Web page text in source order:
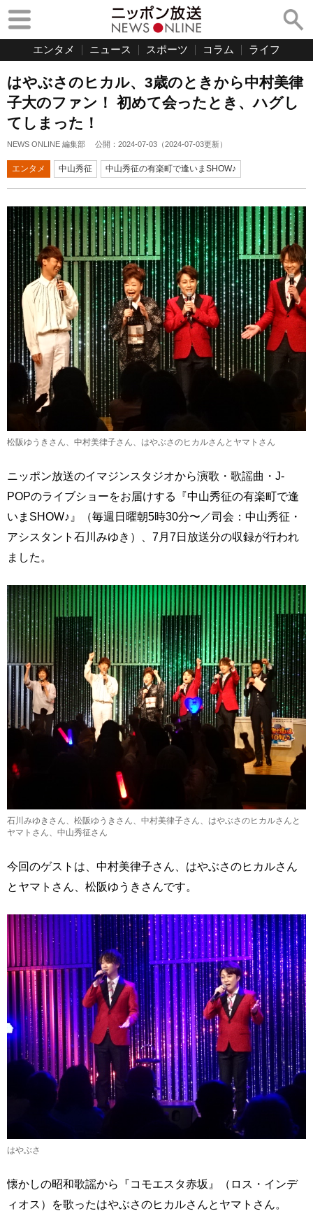
エンタメ ニュース スポーツ コラム ライフ
はやぶさのヒカル、3歳のときから中村美律
子大のファン！ 初めて会ったとき、ハグし
てしまった！
NEWS ONLINE 編集部 公開： 2024-07-03 （2024-07-03更新）
エンタメ 中山秀征 中山秀征の有楽町で逢いまSHOW♪
松阪ゆうきさん、中村美律子さん、はやぶさのヒカルさんとヤマトさん
ニッポン放送のイマジンスタジオから演歌・歌謡曲・J-
POPのライブショーをお届けする『中山秀征の有楽町で逢
いまSHOW♪』（毎週日曜朝5時30分〜／司会：中山秀征・
アシスタント石川みゆき）、7月7日放送分の収録が行われ
ました。
石川みゆきさん、松阪ゆうきさん、中村美律子さん、はやぶさのヒカルさんと
ヤマトさん、中山秀征さん
今回のゲストは、中村美律子さん、はやぶさのヒカルさん
とヤマトさん、松阪ゆうきさんです。
はやぶさ
懐かしの昭和歌謡から『コモエスタ赤坂』（ロス・インデ
ィオス）を歌ったはやぶさのヒカルさんとヤマトさん。